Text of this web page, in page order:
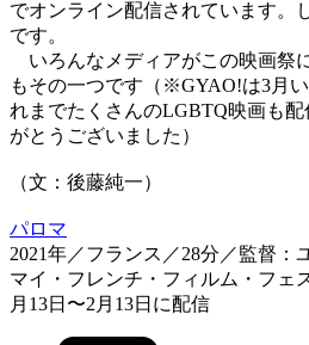
でオンライン配信されています。
です。
いろんなメディアがこの映画祭
もその一つです（※GYAO!は3月
れまでたくさんのLGBTQ映画も
がとうございました）
（文：後藤純一）
パロマ
2021年／フランス／28分／監督：
マイ・フレンチ・フィルム・フェ
月13日〜2月13日に配信